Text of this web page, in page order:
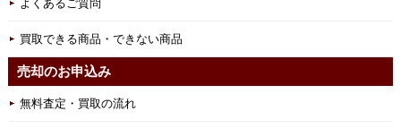
よくあるご質問
買取できる商品・できない商品
売却のお申込み
無料査定・買取の流れ